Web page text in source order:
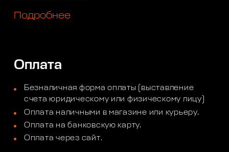
Подробнее
Оплата
Безналичная форма оплаты (выставление
счета юридическому или физическому лицу)
Оплата наличными в магазине или курьеру.
Оплата на банковскую карту.
Оплата через сайт.